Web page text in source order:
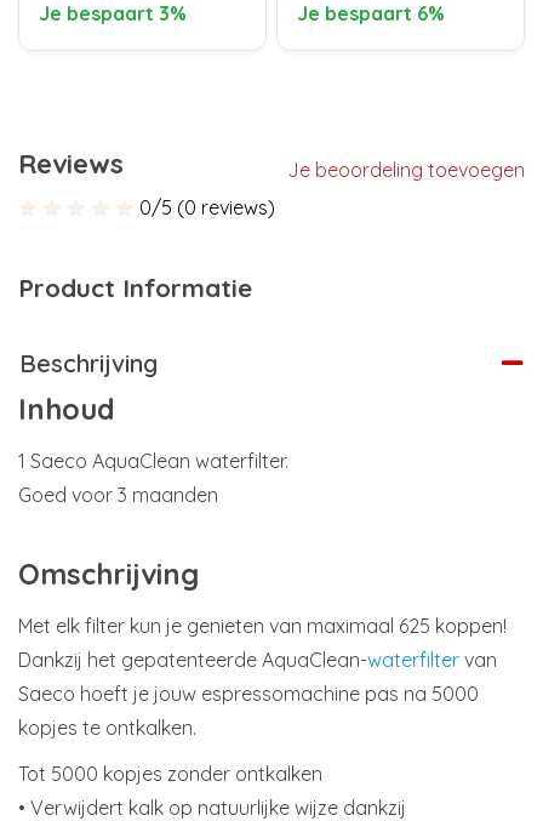
Je bespaart 3% Je bespaart 6%
Reviews
Je beoordeling toevoegen
0/5 (0 reviews)
Product Informatie
Beschrijving
Inhoud
1 Saeco AquaClean waterfilter.
Goed voor 3 maanden
Omschrijving
Met elk filter kun je genieten van maximaal 625 koppen!
Dankzij het gepatenteerde AquaClean-waterfilter van
Saeco hoeft je jouw espressomachine pas na 5000
kopjes te ontkalken.
Tot 5000 kopjes zonder ontkalken
• Verwijdert kalk op natuurlijke wijze dankzij